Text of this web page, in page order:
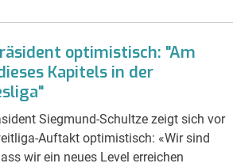
optimistisch: "Am
Kapitels in der
Siegmund-Schultze zeigt sich vor
Auftakt optimistisch: «Wir sind
wir ein neues Level erreichen